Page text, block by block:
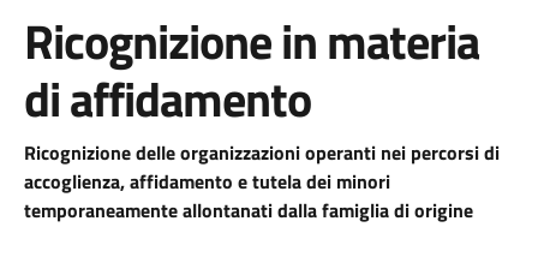
Ricognizione in materia
di affidamento
Ricognizione delle organizzazioni operanti nei percorsi di
accoglienza, affidamento e tutela dei minori
temporaneamente allontanati dalla famiglia di origine